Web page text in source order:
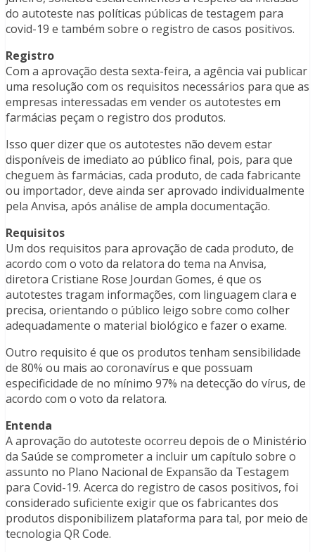
do autoteste nas políticas públicas de testagem para
covid-19 e também sobre o registro de casos positivos.
Registro
Com a aprovação desta sexta-feira, a agência vai publicar
uma resolução com os requisitos necessários para que as
empresas interessadas em vender os autotestes em
farmácias peçam o registro dos produtos.
Isso quer dizer que os autotestes não devem estar
disponíveis de imediato ao público final, pois, para que
cheguem às farmácias, cada produto, de cada fabricante
ou importador, deve ainda ser aprovado individualmente
pela Anvisa, após análise de ampla documentação.
Requisitos
Um dos requisitos para aprovação de cada produto, de
acordo com o voto da relatora do tema na Anvisa,
diretora Cristiane Rose Jourdan Gomes, é que os
autotestes tragam informações, com linguagem clara e
precisa, orientando o público leigo sobre como colher
adequadamente o material biológico e fazer o exame.
Outro requisito é que os produtos tenham sensibilidade
de 80% ou mais ao coronavírus e que possuam
especificidade de no mínimo 97% na detecção do vírus, de
acordo com o voto da relatora.
Entenda
A aprovação do autoteste ocorreu depois de o Ministério
da Saúde se comprometer a incluir um capítulo sobre o
assunto no Plano Nacional de Expansão da Testagem
para Covid-19. Acerca do registro de casos positivos, foi
considerado suficiente exigir que os fabricantes dos
produtos disponibilizem plataforma para tal, por meio de
tecnologia QR Code.